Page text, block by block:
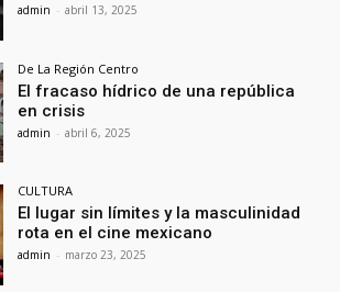
admin - abril 13, 2025
De La Región Centro
El fracaso hídrico de una república
en crisis
admin - abril 6, 2025
CULTURA
El lugar sin límites y la masculinidad
rota en el cine mexicano
admin - marzo 23, 2025